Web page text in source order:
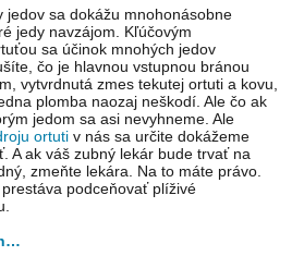
jedov sa dokážu mnohonásobne
jedy navzájom. Kľúčovým
sa účinok mnohých jedov
čo je hlavnou vstupnou bránou
vytvrdnutá zmes tekutej ortuti a kovu,
plomba naozaj neškodí. Ale čo ak
jedom sa asi nevyhneme. Ale
ortuti v nás sa určite dokážeme
A ak váš zubný lekár bude trvať na
zmeňte lekára. Na to máte právo.
podceňovať plíživé